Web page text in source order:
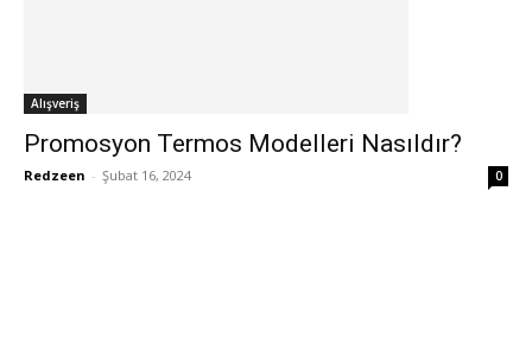
Alışveriş
Promosyon Termos Modelleri Nasıldır?
Redzeen - Şubat 16, 2024 0